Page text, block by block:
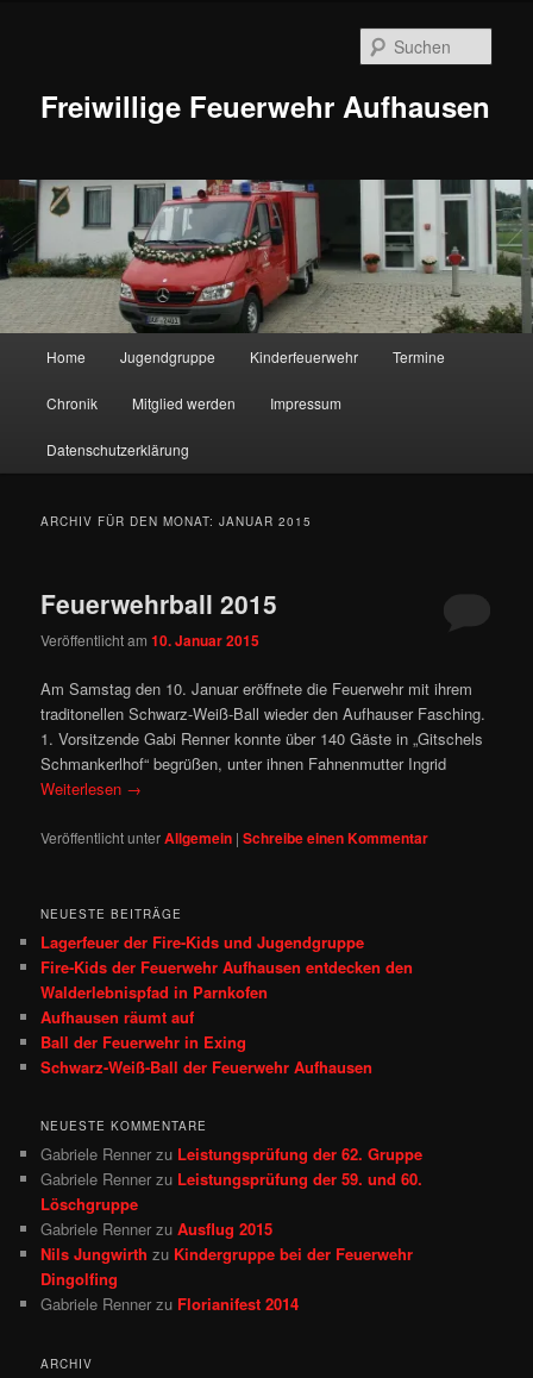
Freiwillige Feuerwehr Aufhausen
Home Jugendgruppe Kinderfeuerwehr Termine
Chronik Mitglied werden Impressum
Datenschutzerklärung
ARCHIV FÜR DEN MONAT:JANUAR 2015
Feuerwehrball 2015
Veröffentlicht am10. Januar 2015
Am Samstag den 10. Januar eröffnete die Feuerwehr mit ihrem
traditonellen Schwarz-Weiß-Ball wieder den Aufhauser Fasching.
1. Vorsitzende Gabi Renner konnte über 140 Gäste in „Gitschels
Schmankerlhof“ begrüßen, unter ihnen Fahnenmutter Ingrid
Weiterlesen →
Veröffentlicht unterAllgemein |Schreibe einen Kommentar
NEUESTE BEITRÄGE
Lagerfeuer der Fire-Kids und Jugendgruppe
Fire‑Kids der Feuerwehr Aufhausen entdecken den
Walderlebnispfad in Parnkofen
Aufhausen räumt auf
Ball der Feuerwehr in Exing
Schwarz-Weiß-Ball der Feuerwehr Aufhausen
NEUESTE KOMMENTARE
Gabriele Renner zu Leistungsprüfung der 62. Gruppe
Gabriele Renner zu Leistungsprüfung der 59. und 60.
Löschgruppe
Gabriele Renner zuAusflug 2015
Nils Jungwirth zu Kindergruppe bei der Feuerwehr
Dingolfing
Gabriele Renner zu Florianifest 2014
ARCHIV